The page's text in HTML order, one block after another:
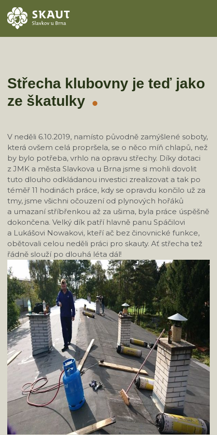
ODDÍLY
KONTAKTY
TÁBORY
Střecha klubovny je teď jako
ze škatulky
V neděli 6.10.2019, namísto původně zamýšlené soboty,
která ovšem celá propršela, se o něco míň chlapů, než
by bylo potřeba, vrhlo na opravu střechy. Díky dotaci
z JMK a města Slavkova u Brna jsme si mohli dovolit
tuto dlouho odkládanou investici zrealizovat a tak po
téměř 11 hodinách práce, kdy se opravdu končilo už za
tmy, jsme všichni očouzení od plynových hořáků
a umazaní stříbřenkou až za ušima, byla práce úspěšně
dokončena. Velký dík patří hlavně panu Spáčilovi
a Lukášovi Nowakovi, kteří ač bez činovnické funkce,
obětovali celou neděli práci pro skauty. Ať střecha tež
řádně slouží po dlouhá léta dál!